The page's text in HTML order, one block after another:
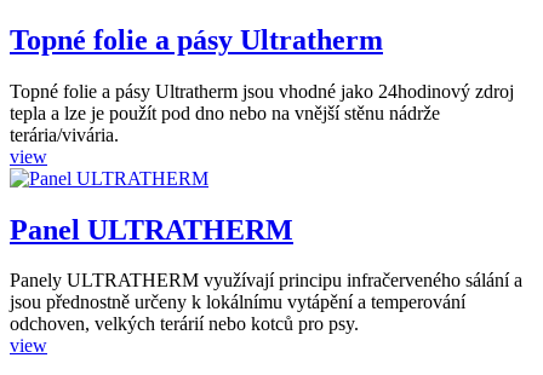
Topné folie a pásy Ultratherm
Topné folie a pásy Ultratherm jsou vhodné jako 24hodinový zdroj
tepla a lze je použít pod dno nebo na vnější stěnu nádrže
terária/vivária.
view
Panel ULTRATHERM
Panely ULTRATHERM využívají principu infračerveného sálání a
jsou přednostně určeny k lokálnímu vytápění a temperování
odchoven, velkých terárií nebo kotců pro psy.
view